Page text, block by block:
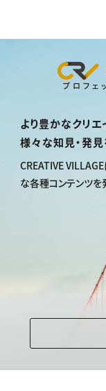
プロフェ
より豊かなクリエ
様々な知見・発見
CREATIVE VILLAGE
な各種コンテンツを